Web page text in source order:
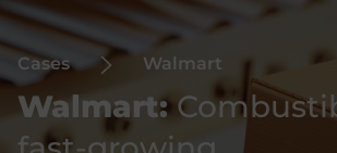
Cases Walmart
Walmart: